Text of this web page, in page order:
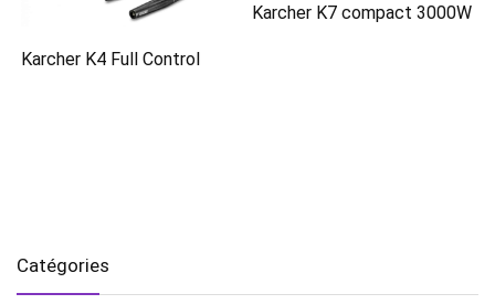
Karcher K4 Full Control
Karcher K7 compact 3000W
Catégories